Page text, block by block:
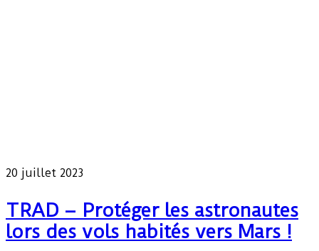
20 juillet 2023
TRAD – Protéger les astronautes
lors des vols habités vers Mars !